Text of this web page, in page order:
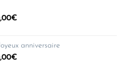
€Plage
35,00€
à
anniversaire
€Plage